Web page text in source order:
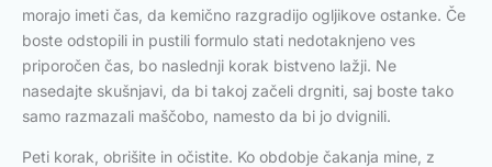
morajo imeti čas, da kemično razgradijo ogljikove ostanke. Če
boste odstopili in pustili formulo stati nedotaknjeno ves
priporočen čas, bo naslednji korak bistveno lažji. Ne
nasedajte skušnjavi, da bi takoj začeli drgniti, saj boste tako
samo razmazali maščobo, namesto da bi jo dvignili.
Peti korak, obrišite in očistite. Ko obdobje čakanja mine, z